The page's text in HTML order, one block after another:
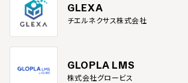
GLEXA
チエルネクサス株式会社
GLOPLA LMS
株式会社グロービス